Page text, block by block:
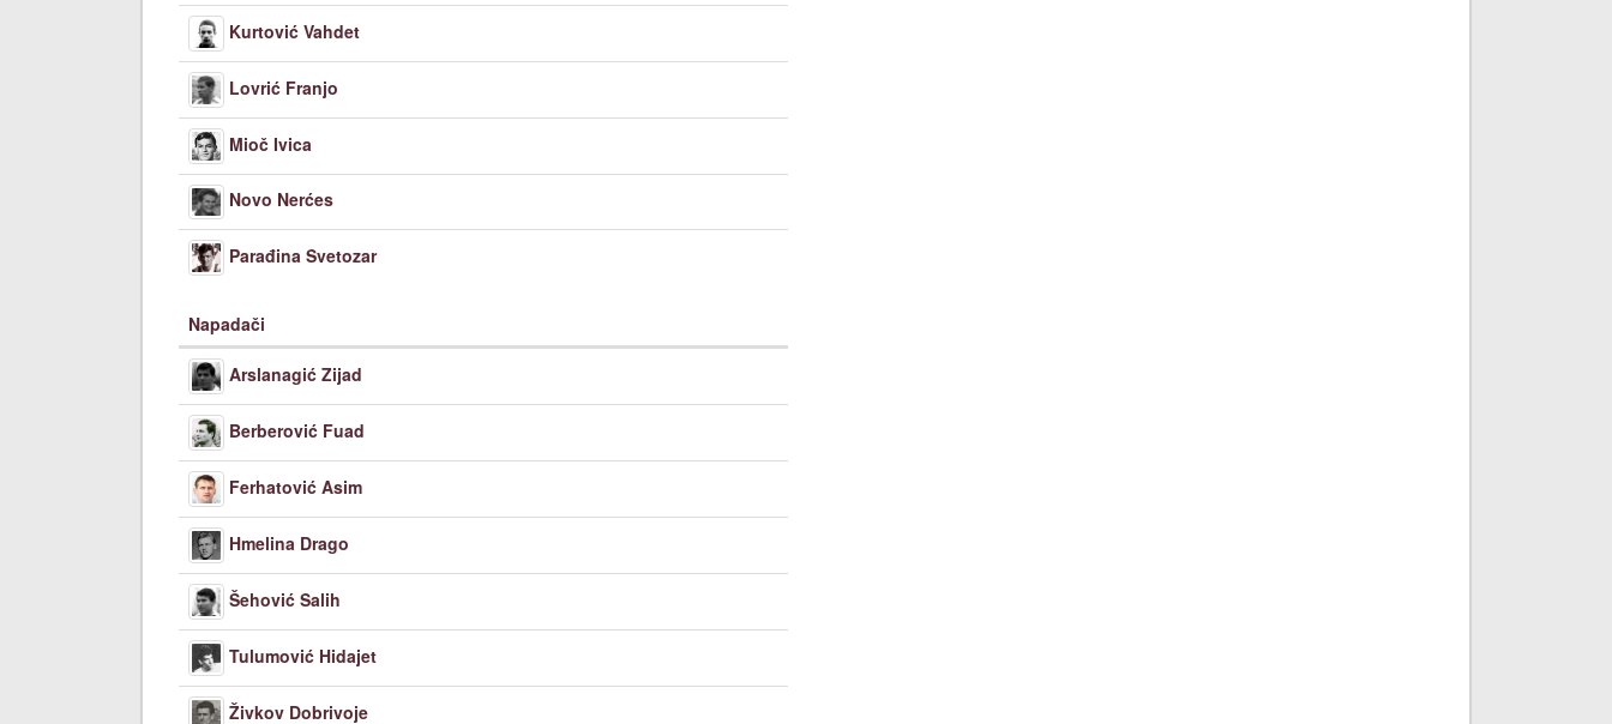
Kurtović Vahdet
Lovrić Franjo
Mioč Ivica
Novo Nerćes
Parađina Svetozar
Napadači
Arslanagić Zijad
Berberović Fuad
Ferhatović Asim
Hmelina Drago
Šehović Salih
Tulumović Hidajet
Živkov Dobrivoje